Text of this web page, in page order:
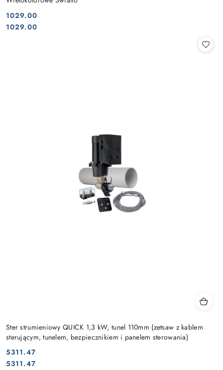
Cena:
1029.00
Cena:
1029.00
Ster strumieniowy QUICK 1,3 kW, tunel 110mm (zetsaw z kablem
sterującym, tunelem, bezpiecznikiem i panelem sterowania)
Cena:
5311.47
Cena:
5311.47